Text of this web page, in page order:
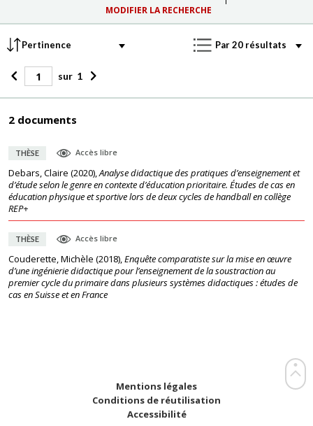
MODIFIER LA RECHERCHE
sur 1
2 documents
THÈSE Accès libre
Debars, Claire (2020),Analyse didactique des pratiques d’enseignement et
d’étude selon le genre en contexte d’éducation prioritaire. Études de cas en
éducation physique et sportive lors de deux cycles de handball en collège
REP+
THÈSE Accès libre
Couderette, Michèle (2018),Enquête comparatiste sur la mise en œuvre
d’une ingénierie didactique pour l’enseignement de la soustraction au
premier cycle du primaire dans plusieurs systèmes didactiques : études de
cas en Suisse et en France
Mentions légales
Conditions de réutilisation
Accessibilité